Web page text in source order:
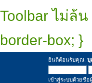
Toolbar ไม่ล้น
border-box; }
ยินดีต้อนรับคุณ, บุ
เข้าสู่ระบบด้วยชื่อ